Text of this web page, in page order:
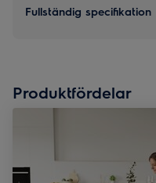
Fullständig specifikation
Produktfördelar